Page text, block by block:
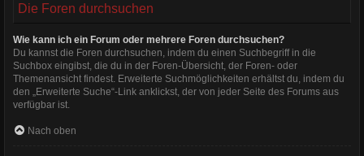
Die Foren durchsuchen
Wie kann ich ein Forum oder mehrere Foren durchsuchen?
Du kannst die Foren durchsuchen, indem du einen Suchbegriff in die
Suchbox eingibst, die du in der Foren-Übersicht, der Foren- oder
Themenansicht findest. Erweiterte Suchmöglichkeiten erhältst du, indem du
den „Erweiterte Suche“-Link anklickst, der von jeder Seite des Forums aus
verfügbar ist.
Nach oben